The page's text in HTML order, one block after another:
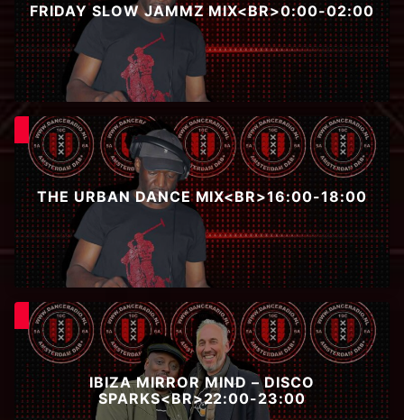
FRIDAY SLOW JAMMZ MIX<BR>0:00-02:00
THE URBAN DANCE MIX<BR>16:00-18:00
IBIZA MIRROR MIND – DISCO
SPARKS<BR>22:00-23:00